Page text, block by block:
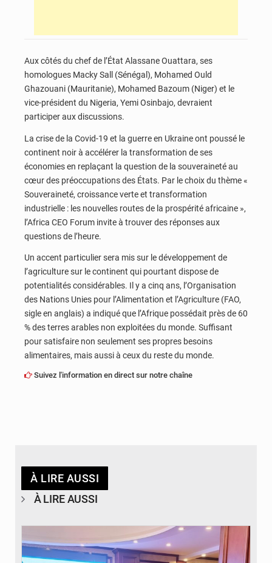
Aux côtés du chef de l’État Alassane Ouattara, ses
homologues Macky Sall (Sénégal), Mohamed Ould
Ghazouani (Mauritanie), Mohamed Bazoum (Niger) et le
vice-président du Nigeria, Yemi Osinbajo, devraient
participer aux discussions.
La crise de la Covid-19 et la guerre en Ukraine ont poussé le
continent noir à accélérer la transformation de ses
économies en replaçant la question de la souveraineté au
cœur des préoccupations des États. Par le choix du thème «
Souveraineté, croissance verte et transformation
industrielle : les nouvelles routes de la prospérité africaine »,
l’Africa CEO Forum invite à trouver des réponses aux
questions de l’heure.
Un accent particulier sera mis sur le développement de
l’agriculture sur le continent qui pourtant dispose de
potentialités considérables. Il y a cinq ans, l’Organisation
des Nations Unies pour l’Alimentation et l’Agriculture (FAO,
sigle en anglais) a indiqué que l’Afrique possédait près de 60
% des terres arables non exploitées du monde. Suffisant
pour satisfaire non seulement ses propres besoins
alimentaires, mais aussi à ceux du reste du monde.
Suivez l'information en direct sur notre chaîne
À LIRE AUSSI
À LIRE AUSSI